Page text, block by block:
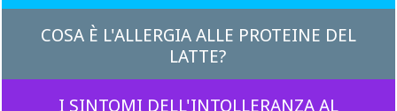
COSA È L'ALLERGIA ALLE PROTEINE DEL
LATTE?
I SINTOMI DELL'INTOLLERANZA AL